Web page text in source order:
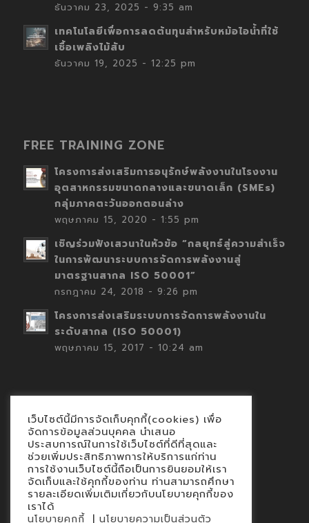
ธันวาคม 23, 2025 - 9:35 am
เทคโนโลยีเพื่อการลดต้นทุนสำหรับหม้อไอน้ำที่ใช้
เชื้อเพลิงไม้สับ
ธันวาคม 19, 2025 - 12:25 pm
FREE TRAINING ZONE
โครงการส่งเสริมการอนุรักษ์พลังงานในโรงงาน
อุตสาหกรรมขนาดกลางและขนาดเล็ก (SMEs)
กลุ่มภาคตะวันออกตอนล่าง
พฤษภาคม 15, 2020 - 1:55 pm
เชิญร่วมฟังเสวนาในหัวข้อ “กลยุทธ์สู่ความสำเร็จ
ในการพัฒนาระบบการจัดการพลังงานสู่
มาตรฐานสากล ISO 50001”
กรกฎาคม 24, 2018 - 9:26 pm
โครงการส่งเสริมระบบการจัดการพลังงานใน
ระดับสากล (ISO 50001)
พฤษภาคม 15, 2017 - 10:24 am
Contact
นโยบายคุกกี้
นโยบายข้อมูลส่วนบุคคล
เว็บไซต์นี้มีการจัดเก็บคุกกี้(cookies) เพื่อ
จัดการข้อมูลส่วนบุคคล นำเสนอ
ประสบการณ์ในการใช้เว็บไซต์ที่ดีที่สุดและ
ช่วยเพิ่มประสิทธิภาพการให้บริการแก่ท่าน
การใช้งานเว็บไซต์นี้ถือเป็นการยินยอมให้เรา
จัดเก็บและใช้คุกกี้ของท่าน ท่านสามารถศึกษา
รายละเอียดเพิ่มเติมเกี่ยวกับนโยบายคุกกี้ของ
เราได้
นโยบายคุกกี้ | นโยบายความเป็นส่วนตัว